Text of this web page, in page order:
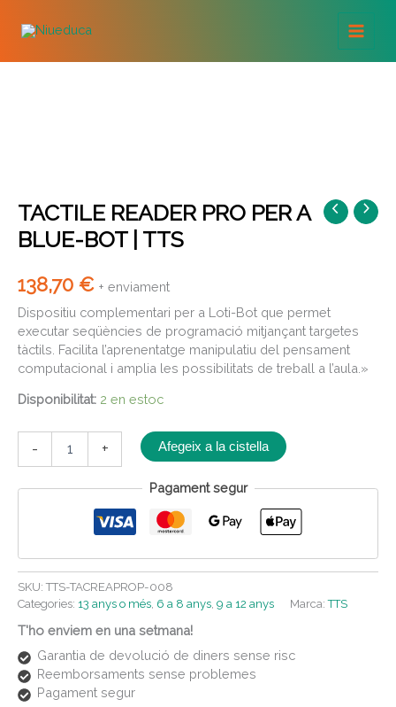
TACTILE READER PRO PER A
BLUE-BOT | TTS
138,70 € + enviament
Dispositiu complementari per a Loti-Bot que permet
executar seqüències de programació mitjançant targetes
tàctils. Facilita l’aprenentatge manipulatiu del pensament
computacional i amplia les possibilitats de treball a l’aula.»
Disponibilitat: 2 en estoc
-
quantitat
de
TACTILE
PRO
PER
A
BLUE-
BOT
|
+ Afegeix a la cistella
Pagament segur
SKU:TTS-TACREAPROP-008
Categories: 13 anys o més 6 a 8 anys 9 a 12 anys Marca:TTS
T'ho enviem en una setmana!
Garantia de devolució de diners sense risc
Reemborsaments sense problemes
Pagament segur